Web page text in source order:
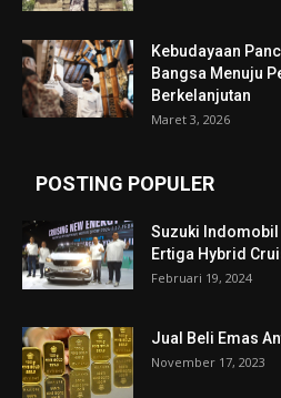
Kebudayaan
Bangsa Menuju
Berkelanjutan
Maret 3, 2026
POSTING POPULER
Suzuki Indomobil
Ertiga Hybrid
Februari 19, 2024
Jual Beli Emas
November 17, 2023